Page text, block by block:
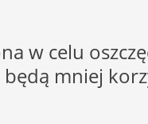
w celu
mniej